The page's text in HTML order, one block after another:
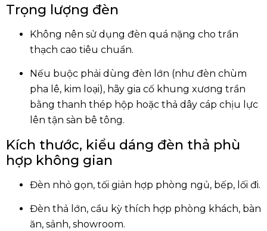
Trọng lượng đèn
Không nên sử dụng đèn quá nặng cho trần
thạch cao tiêu chuẩn.
Nếu buộc phải dùng đèn lớn (như đèn chùm
pha lê, kim loại), hãy gia cố khung xương trần
bằng thanh thép hộp hoặc thả dây cáp chịu lực
lên tận sàn bê tông.
Kích thước, kiểu dáng đèn thả phù
hợp không gian
Đèn nhỏ gọn, tối giản hợp phòng ngủ, bếp, lối đi.
Đèn thả lớn, cầu kỳ thích hợp phòng khách, bàn
ăn, sảnh, showroom.